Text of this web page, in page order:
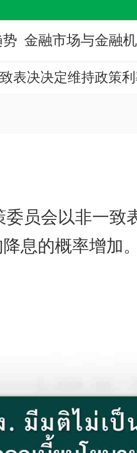
金融市场与金融
表决决定维持政策
员会以非一致
息的概率增加。